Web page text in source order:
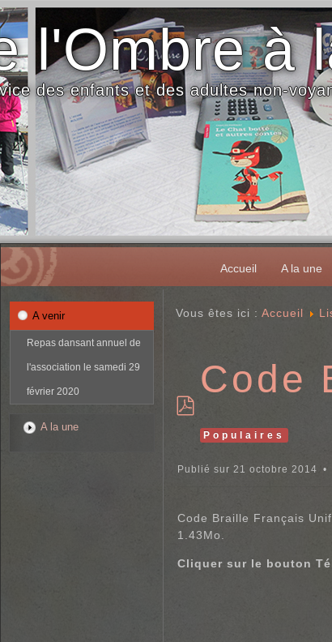
l'Ombre à
des enfants et des adultes non-
Accueil A la une
A venir
Repas dansant annuel de
l'association le samedi 29
février 2020
A la une
Vous êtes ici : Accueil
f
Code
Populaires
Publié sur 21 octobre 2014
Code Braille Français
1.43Mo.
Cliquer sur le bouton